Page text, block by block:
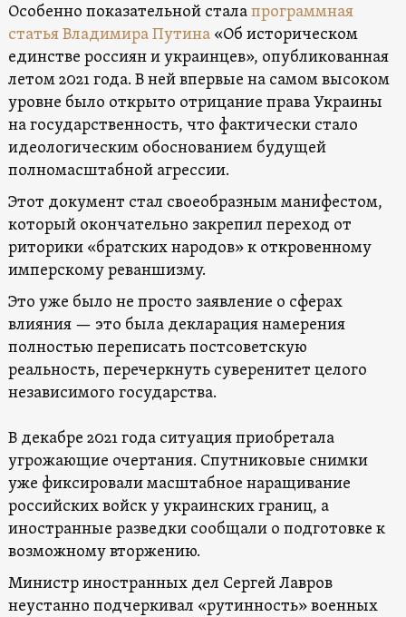
Особенно показательной сталапрограммная
статья Владимира Путина«Об историческом
единстве россиян и украинцев», опубликованная
летом 2021 года. В ней впервые на самом высоком
уровне было открыто отрицание права Украины
на государственность, что фактически стало
идеологическим обоснованием будущей
полномасштабной агрессии.
Этот документ стал своеобразным манифестом,
который окончательно закрепил переход от
риторики «братских народов» к откровенному
имперскому реваншизму.
Это уже было не просто заявление о сферах
влияния — это была декларация намерения
полностью переписать постсоветскую
реальность, перечеркнуть суверенитет целого
независимого государства.
В декабре 2021 года ситуация приобретала
угрожающие очертания. Спутниковые снимки
уже фиксировали масштабное наращивание
российских войск у украинских границ, а
иностранные разведки сообщали о подготовке к
возможному вторжению.
Министр иностранных дел Сергей Лавров
неустанно подчеркивал «рутинность» военных